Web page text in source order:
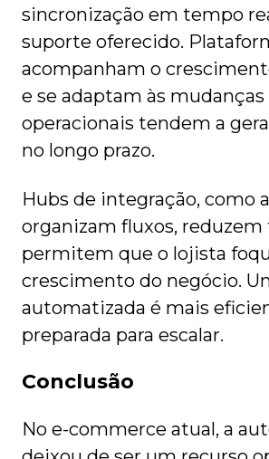
sincronização em tempo
suporte oferecido.
acompanham o
e se adaptam às mudanças
operacionais tendem a
no longo prazo.
Hubs de integração, como
organizam fluxos, reduzem
permitem que o lojista
crescimento do negócio.
automatizada é mais
preparada para escalar.
Conclusão
No e-commerce atual, a